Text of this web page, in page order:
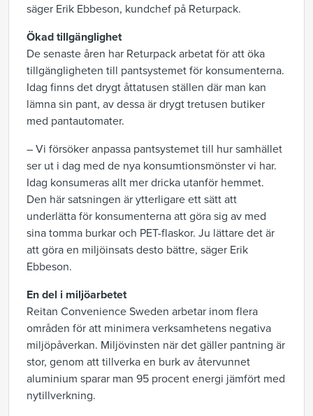
säger Erik Ebbeson, kundchef på Returpack.
Ökad tillgänglighet
De senaste åren har Returpack arbetat för att öka
tillgängligheten till pantsystemet för konsumenterna.
Idag finns det drygt åttatusen ställen där man kan
lämna sin pant, av dessa är drygt tretusen butiker
med pantautomater.
– Vi försöker anpassa pantsystemet till hur samhället
ser ut i dag med de nya konsumtionsmönster vi har.
Idag konsumeras allt mer dricka utanför hemmet.
Den här satsningen är ytterligare ett sätt att
underlätta för konsumenterna att göra sig av med
sina tomma burkar och PET-flaskor. Ju lättare det är
att göra en miljöinsats desto bättre, säger Erik
Ebbeson.
En del i miljöarbetet
Reitan Convenience Sweden arbetar inom flera
områden för att minimera verksamhetens negativa
miljöpåverkan. Miljövinsten när det gäller pantning är
stor, genom att tillverka en burk av återvunnet
aluminium sparar man 95 procent energi jämfört med
nytillverkning.